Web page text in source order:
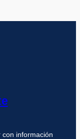
con información